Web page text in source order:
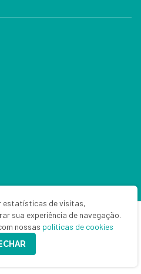
estatísticas de visitas,
sua experiência de navegação.
nossas políticas de cookies